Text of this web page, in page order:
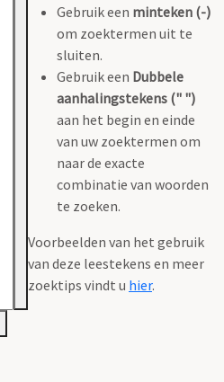
Gebruik een minteken (-)
om zoektermen uit te
sluiten.
Gebruik een Dubbele
aanhalingstekens (" ")
aan het begin en einde
van uw zoektermen om
naar de exacte
combinatie van woorden
te zoeken.
Voorbeelden van het gebruik
van deze leestekens en meer
zoektips vindt u hier.